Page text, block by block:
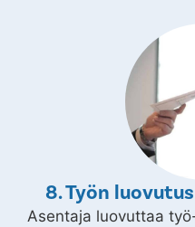
8. Työn
Asentaja luovuttaa